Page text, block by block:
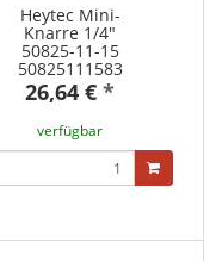
Heytec Mini-
Knarre 1/4"
50825-11-15
50825111583
26,64 € *
verfügbar